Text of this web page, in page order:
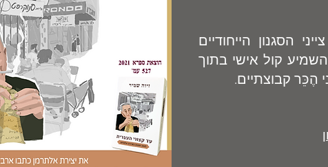
הסגנון הייחודיים
קול אישי בתוך
הֶכֵּר קבוצתיים.